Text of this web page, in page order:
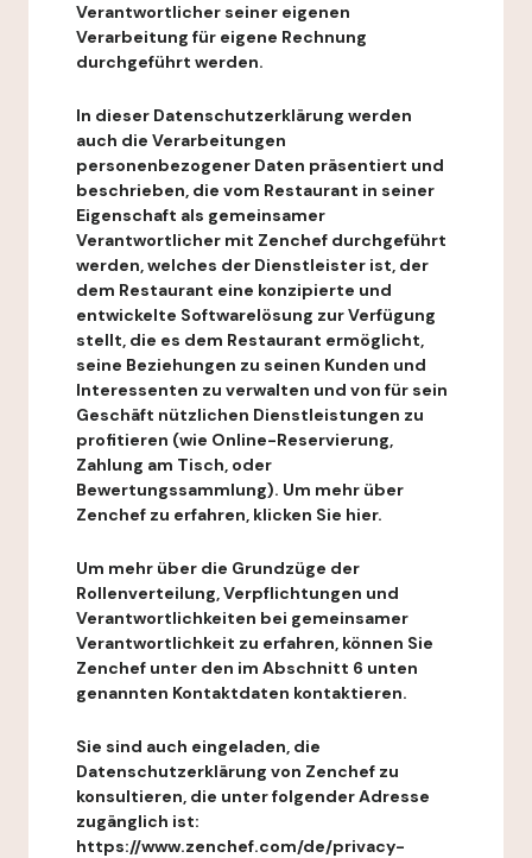
Verantwortlicher seiner eigenen
Verarbeitung für eigene Rechnung
durchgeführt werden.
In dieser Datenschutzerklärung werden
auch die Verarbeitungen
personenbezogener Daten präsentiert und
beschrieben, die vom Restaurant in seiner
Eigenschaft als gemeinsamer
Verantwortlicher mit Zenchef durchgeführt
werden, welches der Dienstleister ist, der
dem Restaurant eine konzipierte und
entwickelte Softwarelösung zur Verfügung
stellt, die es dem Restaurant ermöglicht,
seine Beziehungen zu seinen Kunden und
Interessenten zu verwalten und von für sein
Geschäft nützlichen Dienstleistungen zu
profitieren (wie Online-Reservierung,
Zahlung am Tisch, oder
Bewertungssammlung). Um mehr über
Zenchef zu erfahren, klicken Sie hier.
Um mehr über die Grundzüge der
Rollenverteilung, Verpflichtungen und
Verantwortlichkeiten bei gemeinsamer
Verantwortlichkeit zu erfahren, können Sie
Zenchef unter den im Abschnitt 6 unten
genannten Kontaktdaten kontaktieren.
Sie sind auch eingeladen, die
Datenschutzerklärung von Zenchef zu
konsultieren, die unter folgender Adresse
zugänglich ist:
https://www.zenchef.com/de/privacy-